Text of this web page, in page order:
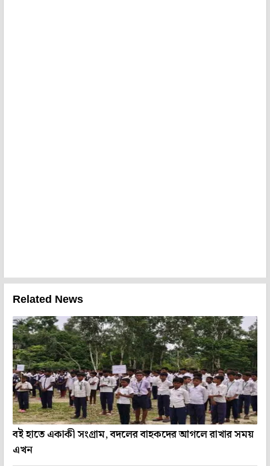
Related News
বই হাতে একাকী সংগ্রাম, বদলের বাহকদের আগলে রাখার সময়
এখন